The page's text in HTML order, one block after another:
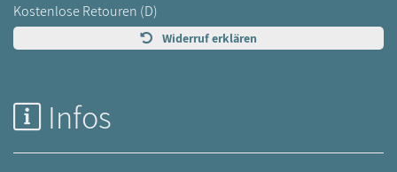
Kostenlose Retouren (D)
Widerruf erklären
Infos